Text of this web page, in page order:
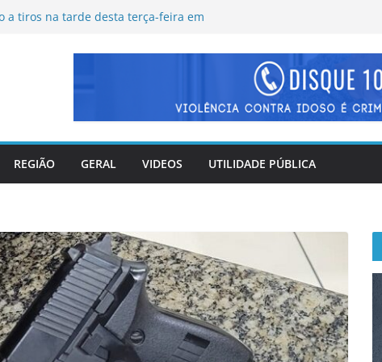
a tiros na tarde desta terça-feira em
Sala da Advocacia na sede do tribunal
REGIÃO GERAL VIDEOS UTILIDADE PÚBLICA